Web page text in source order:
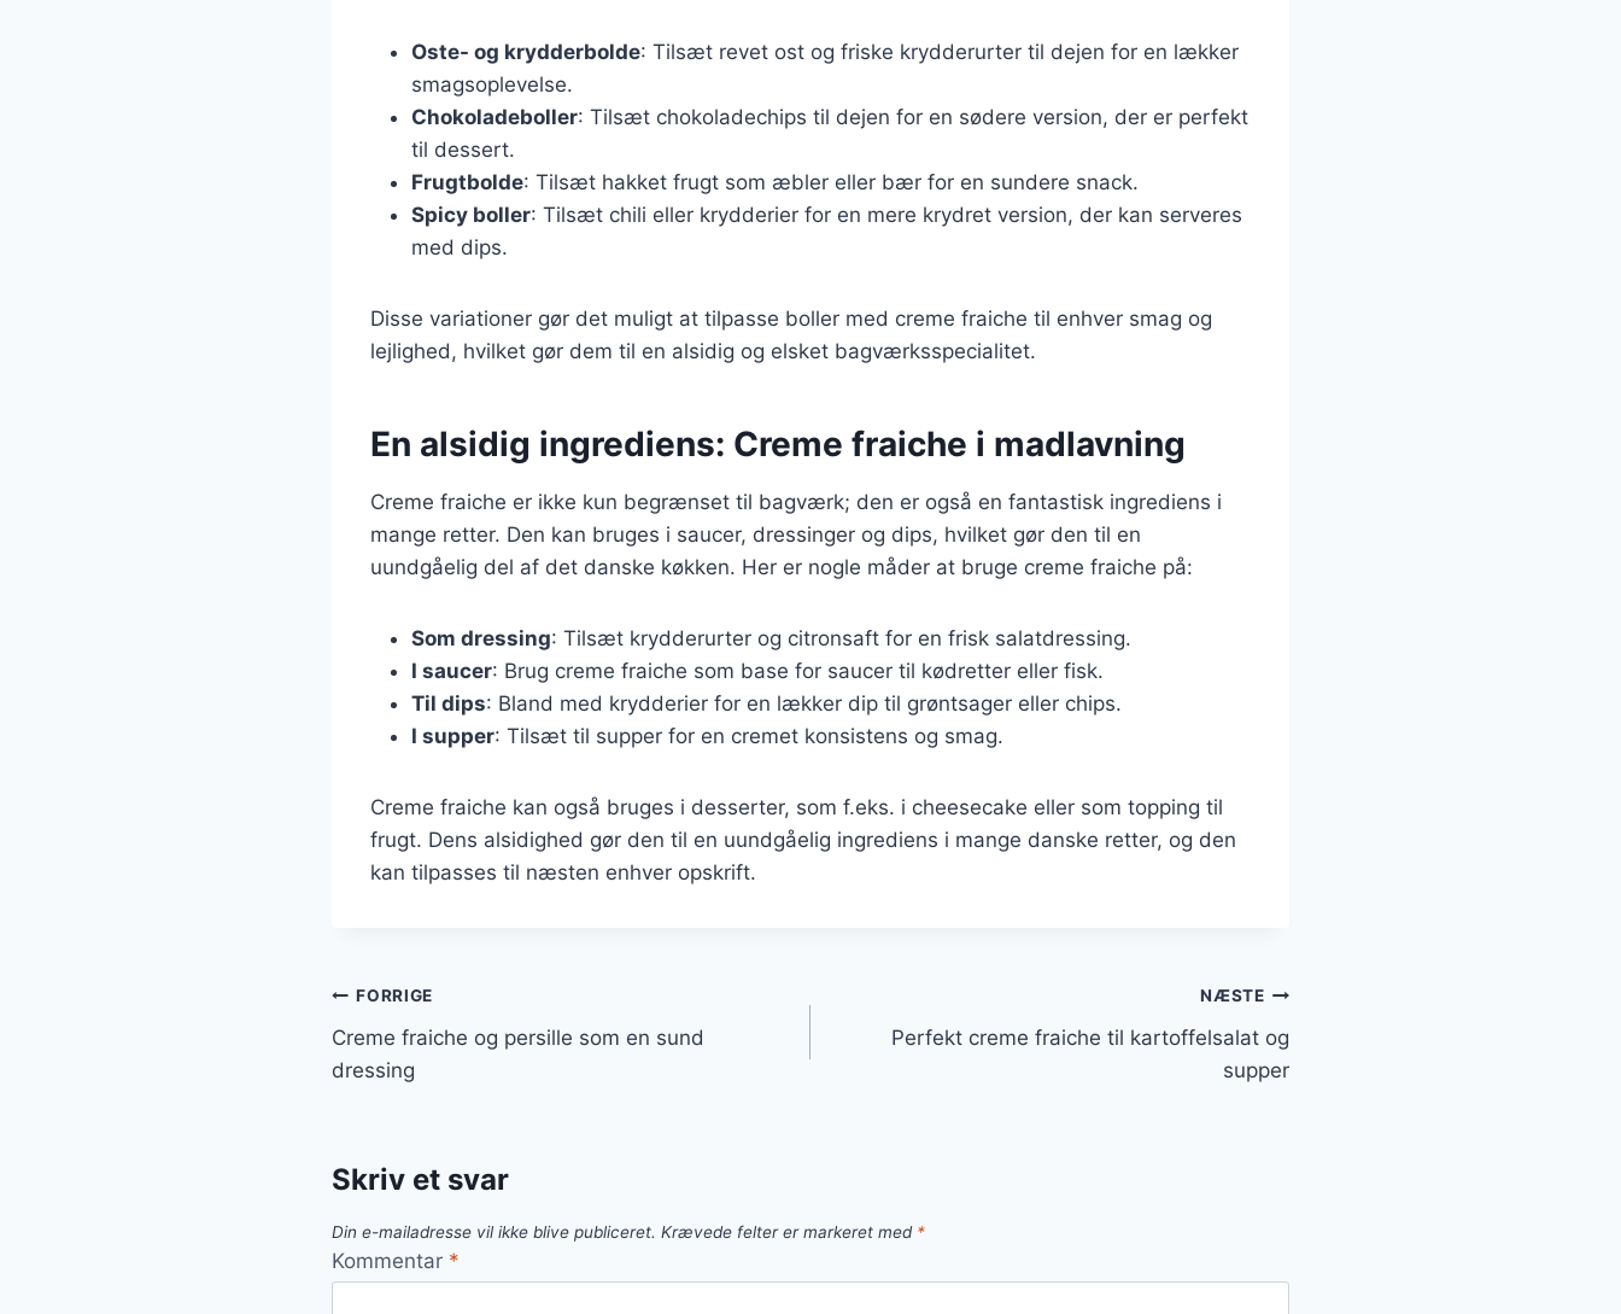
Oste- og krydderbolde: Tilsæt revet ost og friske krydderurter til dejen for en lækker
smagsoplevelse.
Chokoladeboller: Tilsæt chokoladechips til dejen for en sødere version, der er perfekt
til dessert.
Frugtbolde: Tilsæt hakket frugt som æbler eller bær for en sundere snack.
Spicy boller: Tilsæt chili eller krydderier for en mere krydret version, der kan serveres
med dips.
Disse variationer gør det muligt at tilpasse boller med creme fraiche til enhver smag og
lejlighed, hvilket gør dem til en alsidig og elsket bagværksspecialitet.
En alsidig ingrediens: Creme fraiche i madlavning
Creme fraiche er ikke kun begrænset til bagværk; den er også en fantastisk ingrediens i
mange retter. Den kan bruges i saucer, dressinger og dips, hvilket gør den til en
uundgåelig del af det danske køkken. Her er nogle måder at bruge creme fraiche på:
Som dressing: Tilsæt krydderurter og citronsaft for en frisk salatdressing.
I saucer: Brug creme fraiche som base for saucer til kødretter eller fisk.
Til dips: Bland med krydderier for en lækker dip til grøntsager eller chips.
I supper: Tilsæt til supper for en cremet konsistens og smag.
Creme fraiche kan også bruges i desserter, som f.eks. i cheesecake eller som topping til
frugt. Dens alsidighed gør den til en uundgåelig ingrediens i mange danske retter, og den
kan tilpasses til næsten enhver opskrift.
Indlægsnavigation
FORRIGE
Creme fraiche og persille som en sund
dressing
NÆSTE
Perfekt creme fraiche til kartoffelsalat og
supper
Skriv et svar
Din e-mailadresse vil ikke blive publiceret. Krævede felter er markeret med *
Kommentar *